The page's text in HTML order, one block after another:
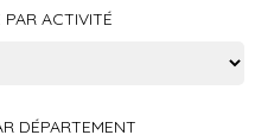
PAR ACTIVITÉ
DÉPARTEMENT